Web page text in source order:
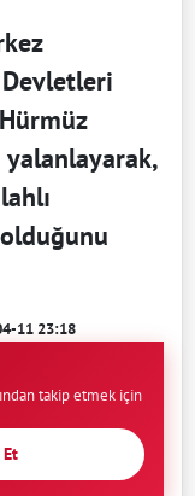
yalanlayarak,
11 23:18
takip etmek için